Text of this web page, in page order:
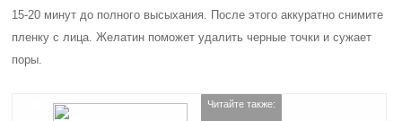
15-20 минут до полного высыхания. После этого аккуратно снимите
пленку с лица. Желатин поможет удалить черные точки и сужает
поры.
Читайте также: